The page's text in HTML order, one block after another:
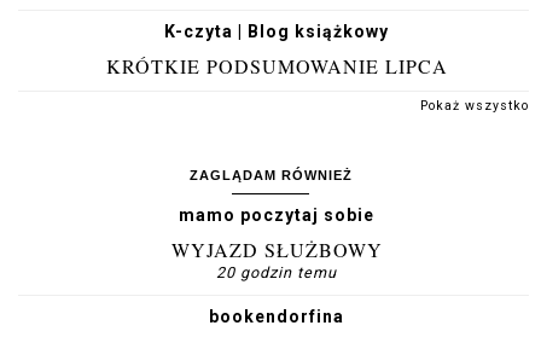
K-czyta | Blog książkowy
KRÓTKIE PODSUMOWANIE LIPCA
Pokaż wszystko
ZAGLĄDAM RÓWNIEŻ
mamo poczytaj sobie
WYJAZD SŁUŻBOWY
20 godzin temu
bookendorfina